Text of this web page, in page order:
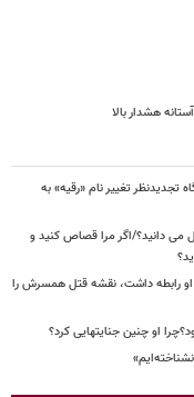
هشدار بالا
تجدیدنظر تغییر نام «رقیه» به
می دانید؟/اگر مرا قصاص کنید و
زنی که با او رابطه داشت، نقشه قتل همسرش را